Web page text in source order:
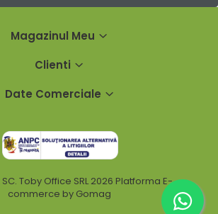
Magazinul Meu
Clienti
Date Comerciale
Toby Office SRL 2026 Platforma E-
commerce by Gomag